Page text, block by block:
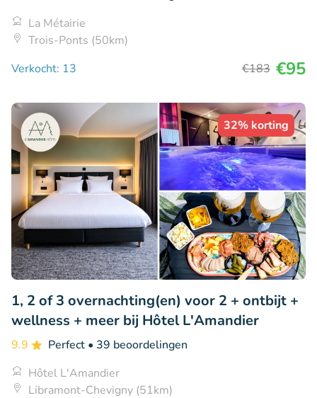
La Métairie
Trois-Ponts (50km)
Verkocht: 13
€183 €95
32% korting
1, 2 of 3 overnachting(en) voor 2 + ontbijt +
wellness + meer bij Hôtel L'Amandier
9.9 Perfect • 39 beoordelingen
Hôtel L'Amandier
Libramont-Chevigny (51km)